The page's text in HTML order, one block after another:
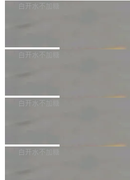
计是基于早期模型的能力—...
可以用来分析、提炼、审阅、建议，但
不得生成涉及安全性的关键变更，除非
有限公司披露IPO发行价格及战略配售
36个月。 公告显示，本次宇树科技战略
员工参与设立的专项资产管理计划。其
获配9...
白开水不加糖
Bug fixes and enhancements 修复多
一个回归问题，该问题导致拉取镜像时
题，该问题可能导致在旧版 Linux 内核...
白开水不加糖
e 孵化器项目管理委员会（IPMC）投票
P）！这一里程碑不仅标志着 Fluss 迈
白开水不加糖
长期停止内容更新，未能实现其作为“AI
白开水不加糖